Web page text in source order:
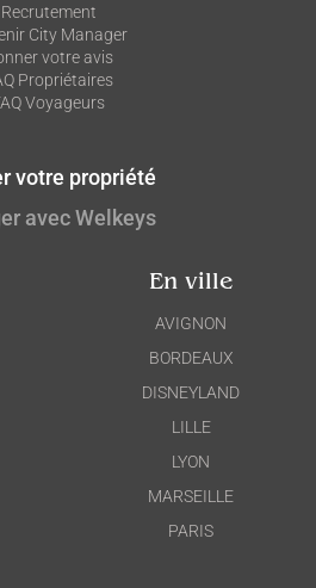
Recrutement
City Manager
votre avis
Propriétaires
Voyageurs
avec Welkeys
votre propriété
En ville
AVIGNON
BORDEAUX
DISNEYLAND
LILLE
LYON
MARSEILLE
PARIS